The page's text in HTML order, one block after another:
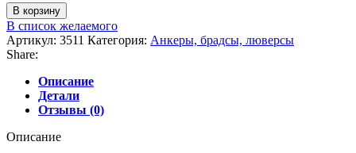
Количество
товара
Брадсы
тканевые
Decola
"Baby",
голубой
В корзину
В список желаемого
Артикул: 3511 Категория: Анкеры, брадсы, люверсы
Share:
Описание
Детали
Отзывы (0)
Описание